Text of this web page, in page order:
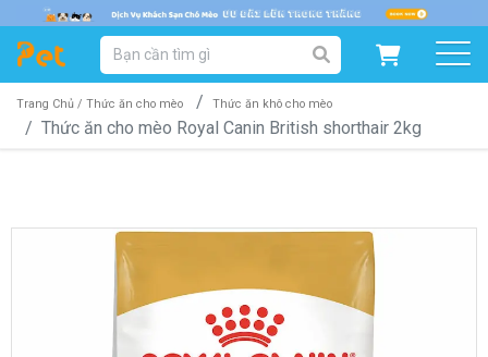
DANH MỤC SẢN PHẨM
SẢN PHẨM DÀNH CHO MÈO SẢN PHẨM DÀNH CHO CHÓ
Trang Chủ / Thức ăn cho mèo Thức ăn khô cho mèo
Thức ăn cho mèo Royal Canin British shorthair 2kg